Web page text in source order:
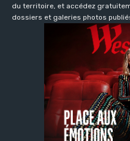
du territoire, et accédez
dossiers et galeries photos